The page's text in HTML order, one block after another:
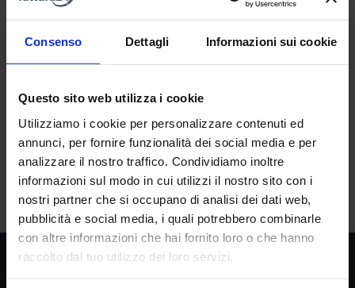
Consenso Dettagli Informazioni sui cookie
Questo sito web utilizza i cookie
Utilizziamo i cookie per personalizzare contenuti ed
annunci, per fornire funzionalità dei social media e per
analizzare il nostro traffico. Condividiamo inoltre
informazioni sul modo in cui utilizzi il nostro sito con i
nostri partner che si occupano di analisi dei dati web,
pubblicità e social media, i quali potrebbero combinarle
con altre informazioni che hai fornito loro o che hanno
raccolto dal tuo utilizzo dei loro servizi.
Governance
: politiche gestionali applicate (
adotta per guidare le proprie attività e decisioni
dell’azienda.
A B C D E F G H I J K
N
O P Q R S T U V W X Y
Società